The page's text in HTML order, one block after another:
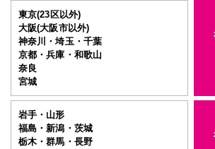
半光沢紙＋マットラミ＋7mmス
サイズ
入稿・校了から3日後発送
激安便
東京(23区以外)
大阪(大阪市以外)
神奈川・埼玉・千葉
京都・兵庫・和歌山
奈良
宮城
岩手・山形
福島・新潟・茨城
栃木・群馬・長野